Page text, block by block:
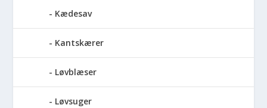
Kædesav
Kantskærer
Løvblæser
Løvsuger